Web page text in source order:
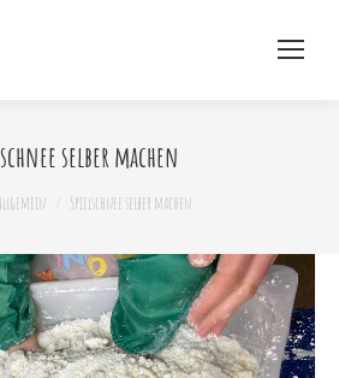
selber machen
sich hier:
Spielschnee selber machen